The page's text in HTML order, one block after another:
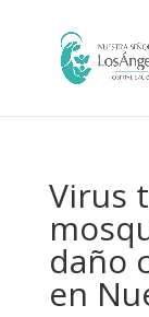
Virus
daño
en